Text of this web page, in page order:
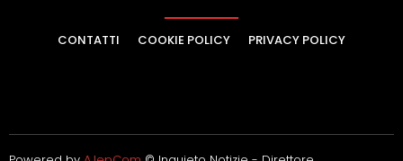
CONTATTI COOKIE POLICY PRIVACY POLICY